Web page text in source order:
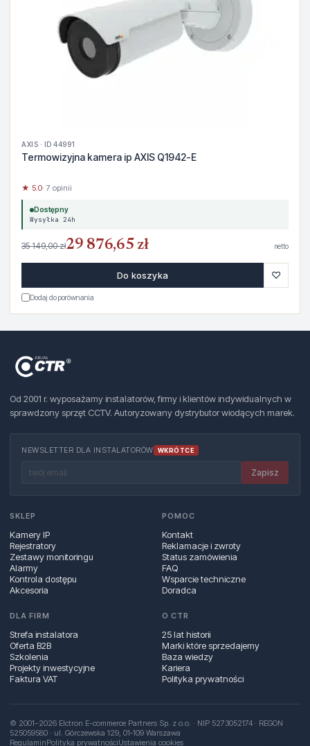
AXIS · ID 44991
Termowizyjna kamera ip AXIS Q1942-E
★ 5.0· 7 opinii
Dostępny
Wysyłka 24h
35 149,00 zł29 876,65 zł netto
Do koszyka ♡
Dodaj do porównania
Od 2001 r. wyposażamy instalatorów, firmy i klientów indywidualnych w
sprawdzony sprzęt CCTV. Autoryzowany dystrybutor wiodących marek.
NEWSLETTER DLA INSTALATORÓW WKRÓTCE
Zapisz
SKLEP
Kamery IP
Rejestratory
Zestawy monitoringu
Alarmy
Kontrola dostępu
Akcesoria
POMOC
Kontakt
Reklamacje i zwroty
Status zamówienia
FAQ
Wsparcie techniczne
Doradca
DLA FIRM
Strefa instalatora
Oferta B2B
Szkolenia
Projekty inwestycyjne
Faktura VAT
O CTR
25 lat historii
Marki które sprzedajemy
Baza wiedzy
Kariera
Polityka prywatności
© 2001–2026 Elctron E-commerce Partners Sp. z o.o. · NIP 5273052174 · REGON
525059580 · ul. Górczewska 129, 01‑109 Warszawa
RegulaminPolityka prywatnościUstawienia cookies